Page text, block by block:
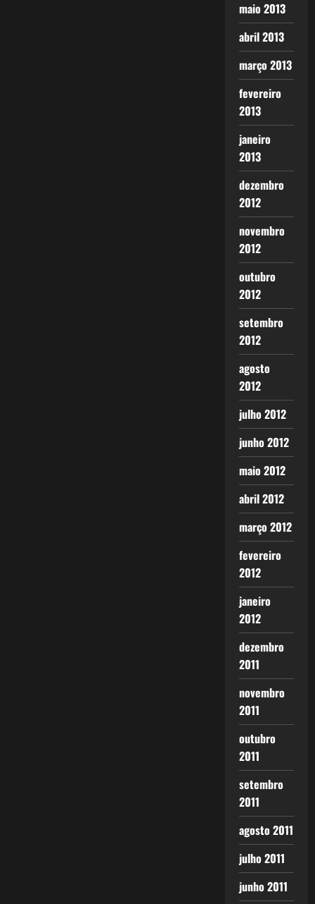
maio 2013
abril 2013
março 2013
fevereiro
2013
janeiro
2013
dezembro
2012
novembro
2012
outubro
2012
setembro
2012
agosto
2012
julho 2012
junho 2012
maio 2012
abril 2012
março 2012
fevereiro
2012
janeiro
2012
dezembro
2011
novembro
2011
outubro
2011
setembro
2011
agosto 2011
julho 2011
junho 2011